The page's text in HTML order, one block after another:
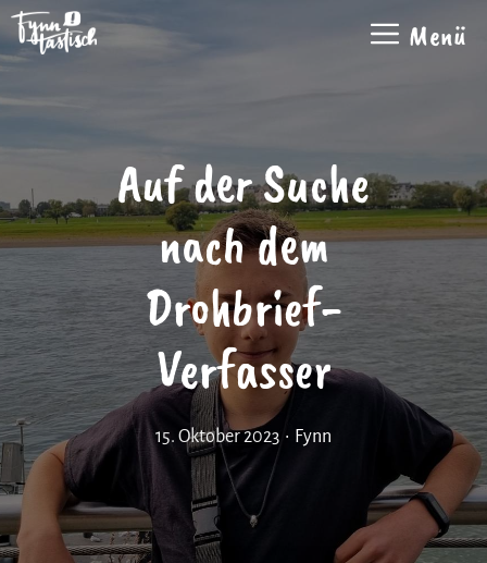
Zum
Inhalt
Menü
Auf der Suche
nach dem
Drohbrief-
Verfasser
15. Oktober 2023 • Fynn